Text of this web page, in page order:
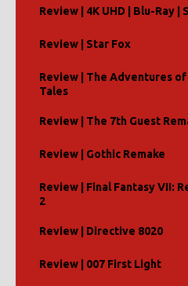
Review | 4K UHD | Blu-Ray |
Review | Star Fox
Review | The Adventures
Tales
Review | The 7th Guest
Review | Gothic Remake
Review | Final Fantasy VII:
2
Review | Directive 8020
Review | 007 First Light